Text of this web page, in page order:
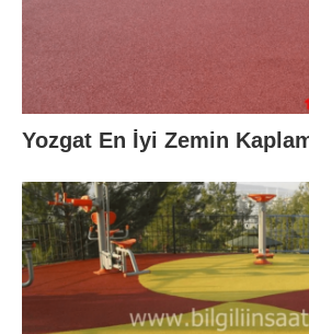
Yozgat En İyi Zemin